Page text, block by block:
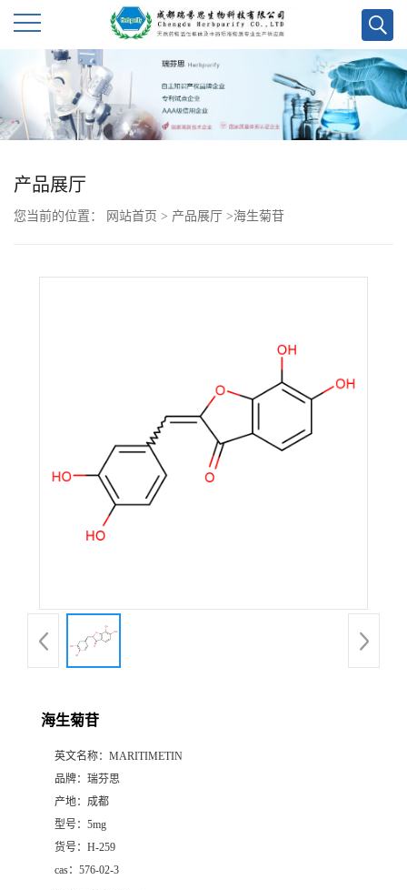
产
展
产品展厅
您当前的位置： 网站首页 > 产品展厅 >海生菊苷
海生菊苷
英文名称： MARITIMETIN
品牌： 瑞芬思
产地： 成都
型号： 5mg
货号： H-259
cas： 576-02-3